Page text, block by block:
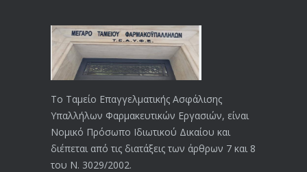
18/12/2019
ΑΝΑΚΟΙΝΩΣΗ
20/12/2019
Αναπηρικές συντάξεις: Έρχεται νέα
απόφαση από το υπουργείο Εργασίας
-Τι είπε η Δ. Μιχαηλίδου για τις
Το Ταμείο Επαγγελματικής Ασφάλισης
Υπαλλήλων Φαρμακευτικών Εργασιών, είναι
Νομικό Πρόσωπο Ιδιωτικού Δικαίου και
διέπεται από τις διατάξεις των άρθρων 7 και 8
του Ν. 3029/2002.